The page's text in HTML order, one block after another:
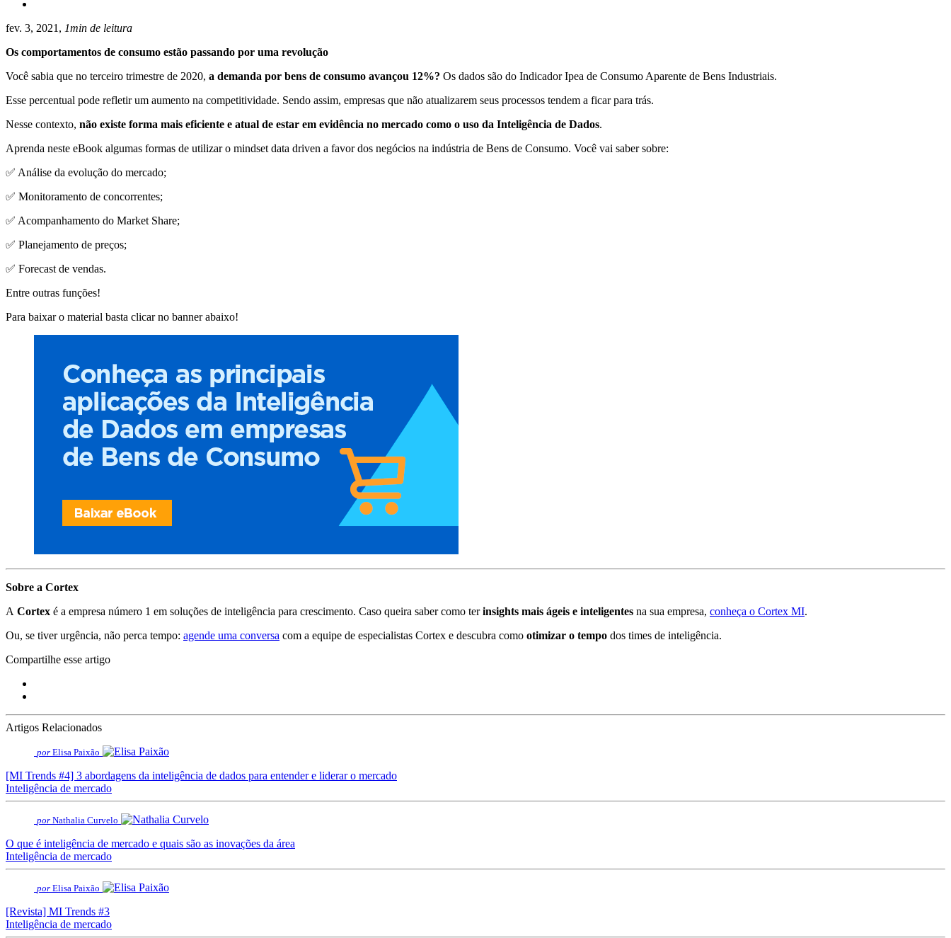
fev. 3, 2021, 1min de leitura
Os comportamentos de consumo estão passando por uma revolução
Você sabia que no terceiro trimestre de 2020, a demanda por bens de consumo avançou 12%? Os dados são do Indicador Ipea de Consumo Aparente de Bens Industriais.
Esse percentual pode refletir um aumento na competitividade. Sendo assim, empresas que não atualizarem seus processos tendem a ficar para trás.
Nesse contexto, não existe forma mais eficiente e atual de estar em evidência no mercado como o uso da Inteligência de Dados.
Aprenda neste eBook algumas formas de utilizar o mindset data driven a favor dos negócios na indústria de Bens de Consumo. Você vai saber sobre:
✅ Análise da evolução do mercado;
✅ Monitoramento de concorrentes;
✅ Acompanhamento do Market Share;
✅ Planejamento de preços;
✅ Forecast de vendas.
Entre outras funções!
Para baixar o material basta clicar no banner abaixo!
Sobre a Cortex
A Cortex é a empresa número 1 em soluções de inteligência para crescimento. Caso queira saber como terinsights mais ágeis e inteligentes na sua empresa, conheça o Cortex MI.
Ou, se tiver urgência, não perca tempo: agende uma conversa com a equipe de especialistas Cortex e descubra como otimizar o tempo dos times de inteligência.
Compartilhe esse artigo
Artigos Relacionados
por Elisa Paixão
[MI Trends #4] 3 abordagens da inteligência de dados para entender e liderar o mercado
Inteligência de mercado
por Nathalia Curvelo
O que é inteligência de mercado e quais são as inovações da área
Inteligência de mercado
por Elisa Paixão
[Revista] MI Trends #3
Inteligência de mercado